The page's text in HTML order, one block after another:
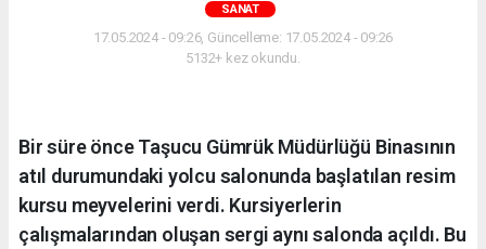
SANAT
17.05.2024 - 09:26, Güncelleme: 17.05.2024 - 09:26
5132+ kez okundu.
Bir süre önce Taşucu Gümrük Müdürlüğü Binasının
atıl durumundaki yolcu salonunda başlatılan resim
kursu meyvelerini verdi. Kursiyerlerin
çalışmalarından oluşan sergi aynı salonda açıldı. Bu